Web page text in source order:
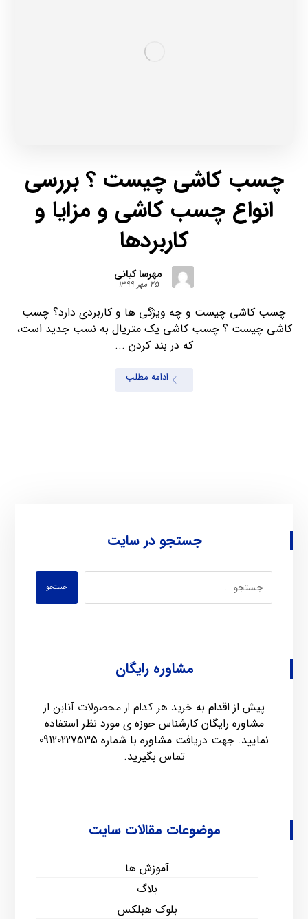
چسب کاشی چیست ؟ بررسی
انواع چسب کاشی و مزایا و
کاربردها
مهرسا کیانی
۲۵ مهر ۱۳۹۹
چسب کاشی چیست و چه ویژگی ها و کاربردی دارد؟ چسب
کاشی چیست ؟ چسب کاشی یک متریال به نسب جدید است،
که در بند کردن ...
ادامه مطلب
جستجو در سایت
جستجو
مشاوره رایگان
پیش از اقدام به خرید هر کدام از محصولات آنابن از
مشاوره رایگان کارشناس حوزه ی مورد نظر استفاده
نمایید. جهت دریافت مشاوره با شماره 09120227535
تماس بگیرید.
موضوعات مقالات سایت
آموزش ها
بلاگ
بلوک هبلکس